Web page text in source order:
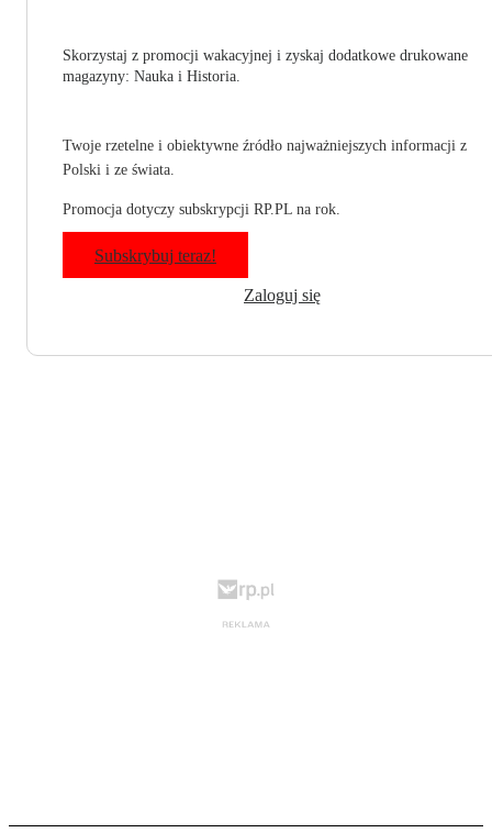
Skorzystaj z promocji wakacyjnej i zyskaj dodatkowe drukowane
magazyny: Nauka i Historia.
Twoje rzetelne i obiektywne źródło najważniejszych informacji z
Polski i ze świata.
Promocja dotyczy subskrypcji RP.PL na rok.
Subskrybuj teraz!
Zaloguj się